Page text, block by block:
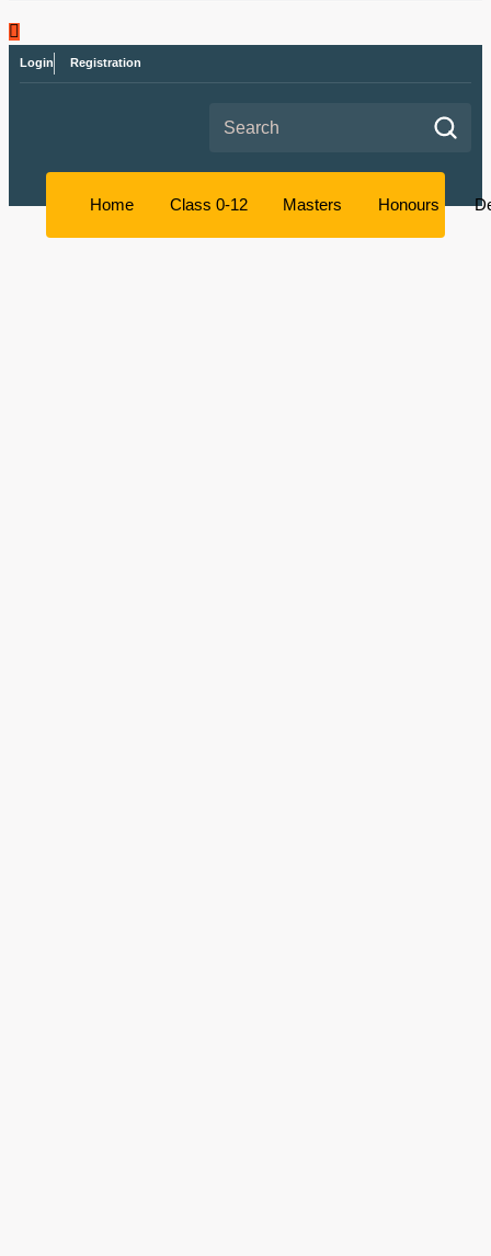
Login Registration
Home Class 0-12 Masters Honours